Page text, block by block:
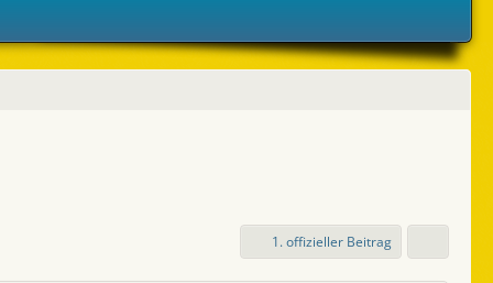
1. offizieller Beitrag